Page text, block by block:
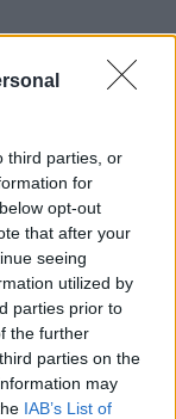
third parties, or
for
opt-out
that after your
seeing
utilized by
parties prior to
the further
parties on the
may
IAB’s List of